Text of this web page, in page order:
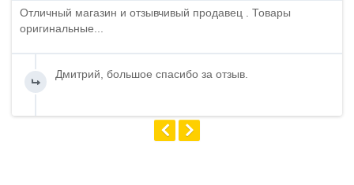
Отличный магазин и отзывчивый продавец . Товары
оригинальные...
Дмитрий, большое спасибо за отзыв.